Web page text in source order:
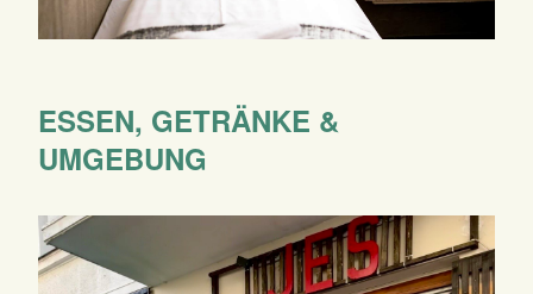
ESSEN, GETRÄNKE &
UMGEBUNG